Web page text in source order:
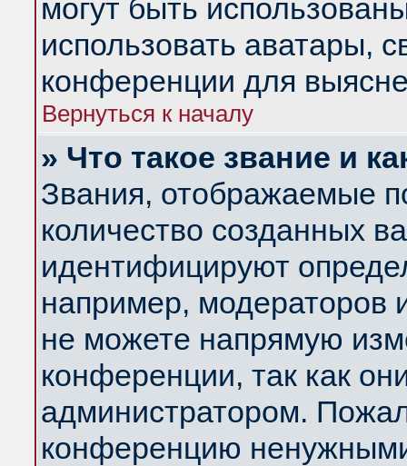
могут быть
использовать аватары,
конференции для
Вернуться к началу
» Что такое звание и
Звания, отображаемые
количество созданных
идентифицируют
например, модераторов
не можете напрямую
конференции, так как
администратором.
конференцию